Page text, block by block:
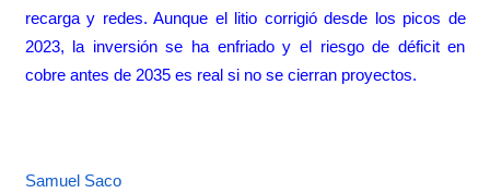
recarga y redes. Aunque el litio corrigió desde los picos de
2023, la inversión se ha enfriado y el riesgo de déficit en
cobre antes de 2035 es real si no se cierran proyectos.
Samuel Saco